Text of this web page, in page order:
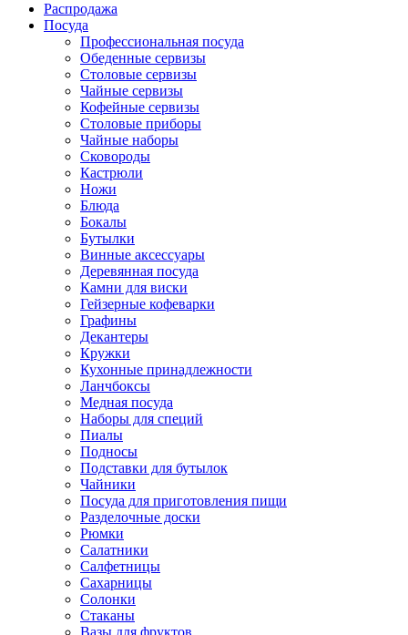
Распродажа
Посуда
Профессиональная посуда
Обеденные сервизы
Столовые сервизы
Чайные сервизы
Кофейные сервизы
Столовые приборы
Чайные наборы
Сковороды
Кастрюли
Ножи
Блюда
Бокалы
Бутылки
Винные аксессуары
Деревянная посуда
Камни для виски
Гейзерные кофеварки
Графины
Декантеры
Кружки
Кухонные принадлежности
Ланчбоксы
Медная посуда
Наборы для специй
Пиалы
Подносы
Подставки для бутылок
Чайники
Посуда для приготовления пищи
Разделочные доски
Рюмки
Салатники
Салфетницы
Сахарницы
Солонки
Стаканы
Вазы для фруктов